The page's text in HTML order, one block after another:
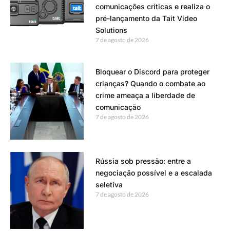
comunicações críticas e realiza o
pré-lançamento da Tait Video
Solutions
7 de agosto de 2026
Bloquear o Discord para proteger
crianças? Quando o combate ao
crime ameaça a liberdade de
comunicação
7 de agosto de 2026
Rússia sob pressão: entre a
negociação possível e a escalada
seletiva
7 de agosto de 2026